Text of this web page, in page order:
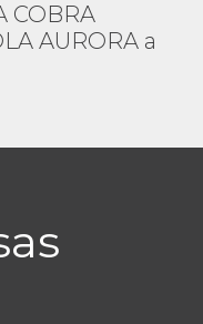
COBRA
AURORA a